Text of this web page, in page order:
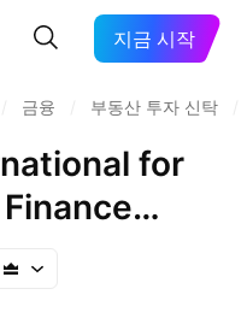
지금 시작
금융 부동산 투자 신탁
for